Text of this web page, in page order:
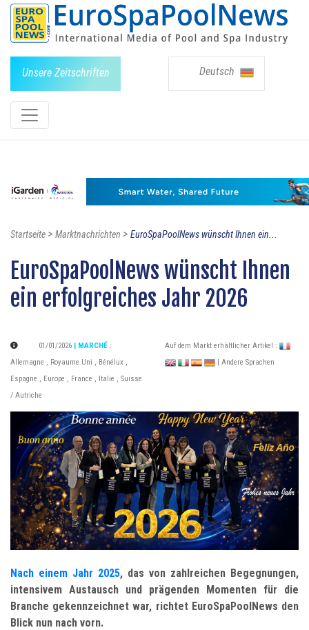
Unsere Zeitschriften Deutsch
Startseite> Marktnachrichten > EuroSpaPoolNews wünscht Ihnen ein...
EuroSpaPoolNews wünscht Ihnen
ein erfolgreiches Jahr 2026
01/01/2026 | MARCHÉ :
Allemagne , Royaume Uni , Bénélux ,
Espagne , Europe , France , Italie , Suisse
/ Autriche
Auf dem Markt erhältlicher Artikel :
| Andere Sprachen
Nach einem Jahr 2025, das von zahlreichen Begegnungen,
intensivem Austausch und prägenden Momenten für die
Branche gekennzeichnet war, richtet EuroSpaPoolNews den
Blick nun nach vorn.